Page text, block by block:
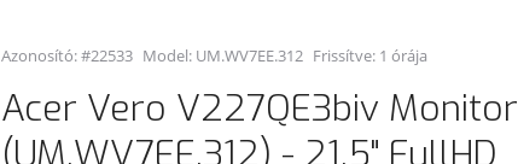
Azonosító: #22533 Model: UM.WV7EE.312 Frissítve: 1 órája
Acer Vero V227QE3biv Monitor
(UM.WV7EE.312) - 21.5" FullHD